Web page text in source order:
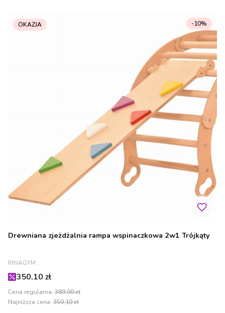
OKAZJA
Drewniana zjeżdżalnia rampa wspinaczkowa 2w1 Trójkąty
PRODUCENT
RINAGYM
Cena promocyjna
350,10 zł
Cena regularna: 389,00 zł
-10%
Najniższa cena: 350,10 zł